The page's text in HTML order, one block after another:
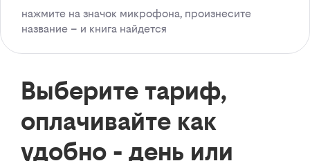
нажмите на значок микрофона, произнесите
название – и книга найдется
Выберите тариф,
оплачивайте как
удобно - день или